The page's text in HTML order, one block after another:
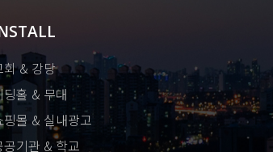
회 & 강당
딩홀 & 무대
핑몰 & 실내광고
공기관 & 학교